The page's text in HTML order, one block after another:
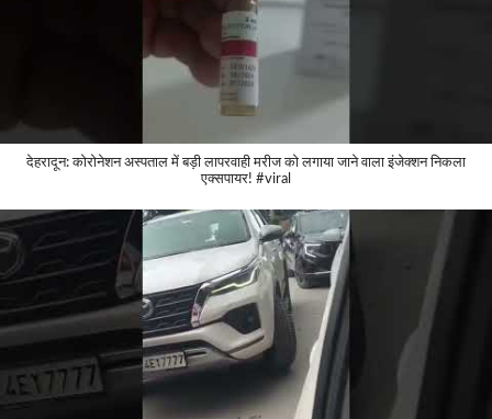
देहरादून: कोरोनेशन अस्पताल में बड़ी लापरवाही मरीज को लगाया जाने वाला इंजेक्शन निकला
एक्सपायर! #viral